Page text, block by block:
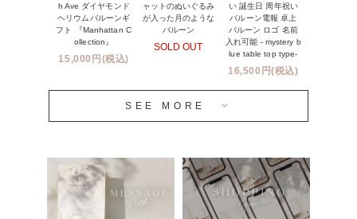
前撮り写真バルーン特集
姉妹店＆関連ショップについて
おすすめ商品
バルーン自動販売機
h Ave ダイヤモンド
ヘリウムバルーンギ
フト 『Manhattan C
ollection』
15,000円(税込)
ャットのぬいぐるみ
が入った月のような
バルーン
SOLD OUT
い 誕生日 周年祝い
バルーン電報 卓上
バルーン ロゴ 名前
入れ可能 - mystery b
lue table top type-
16,500円(税込)
SEE MORE